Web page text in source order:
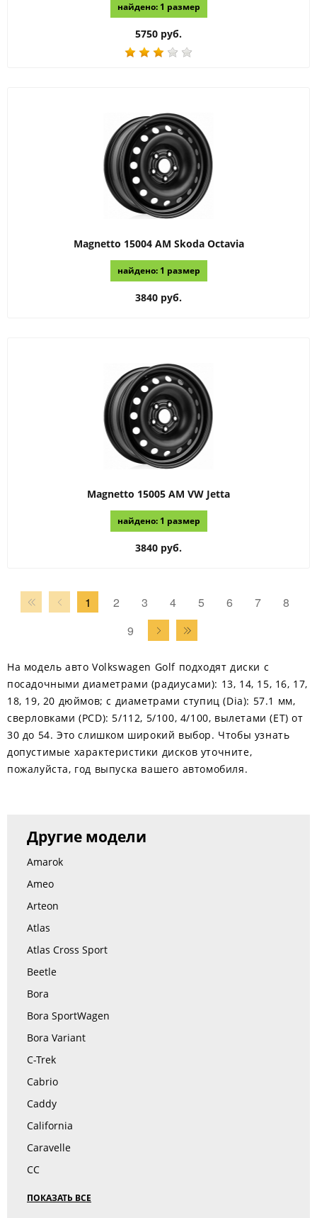
найдено: 1 размер
5750 руб.
Magnetto 15004 AM Skoda Octavia
найдено: 1 размер
3840 руб.
Magnetto 15005 AM VW Jetta
найдено: 1 размер
3840 руб.
1 2 3 4 5 6 7
8
9
На модель авто Volkswagen Golf подходят диски с
посадочными диаметрами (радиусами): 13, 14, 15, 16, 17,
18, 19, 20 дюймов; с диаметрами ступиц (Dia): 57.1 мм,
сверловками (PCD): 5/112, 5/100, 4/100, вылетами (ЕТ) от
30 до 54. Это слишком широкий выбор. Чтобы узнать
допустимые характеристики дисков уточните,
пожалуйста, год выпуска вашего автомобиля.
Другие модели
Amarok
Ameo
Arteon
Atlas
Atlas Cross Sport
Beetle
Bora
Bora SportWagen
Bora Variant
C-Trek
Cabrio
Caddy
California
Caravelle
CC
ПОКАЗАТЬ ВСЕ